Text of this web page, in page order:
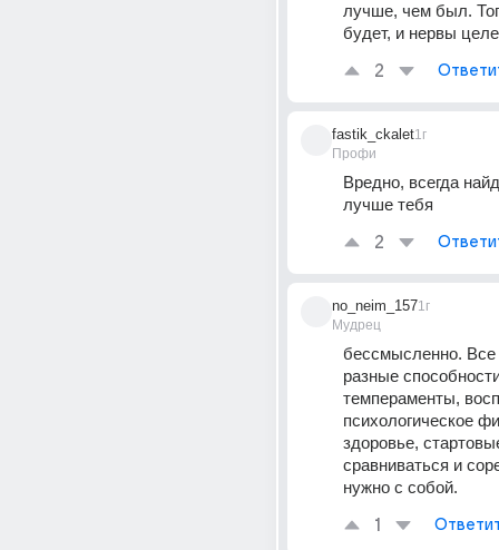
лучше, чем был.
будет, и нервы
2
fastik_ckalet
Профи
1г
Вредно, всегда
лучше тебя
2
no_neim_157
Мудрец
1г
бессмысленно. Все
разные
темпераменты,
психологическое
здоровье,
сравниваться и
нужно с собой.
1